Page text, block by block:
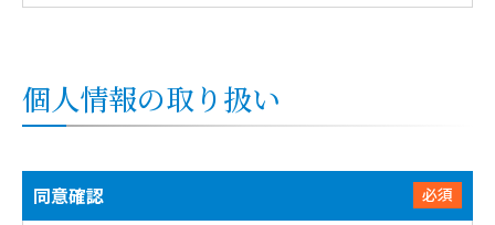
個人情報の取り扱い
必須
同意確認